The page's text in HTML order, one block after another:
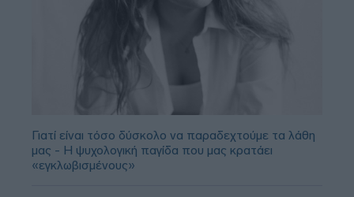
Γιατί είναι τόσο δύσκολο να παραδεχτούμε τα λάθη
μας - Η ψυχολογική παγίδα που μας κρατάει
«εγκλωβισμένους»